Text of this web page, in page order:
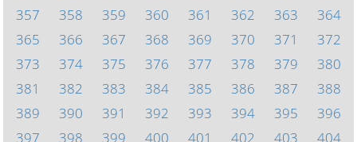
357
358 359 360 361 362 363
364
365
366 367 368 369 370 371
372
373
374 375 376 377 378 379
380
381
382 383 384 385 386 387
388
389
390 391 392 393 394 395
396
397
398 399 400 401 402 403 404